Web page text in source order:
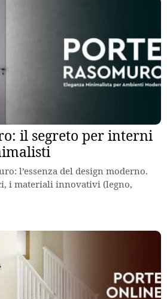
il segreto per interni
l’essenza del design moderno.
i materiali innovativi (legno,